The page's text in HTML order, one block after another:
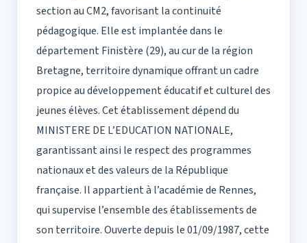
section au CM2, favorisant la continuité
pédagogique. Elle est implantée dans le
département Finistère (29), au cur de la région
Bretagne, territoire dynamique offrant un cadre
propice au développement éducatif et culturel des
jeunes élèves. Cet établissement dépend du
MINISTERE DE L’EDUCATION NATIONALE,
garantissant ainsi le respect des programmes
nationaux et des valeurs de la République
française. Il appartient à l’académie de Rennes,
qui supervise l’ensemble des établissements de
son territoire. Ouverte depuis le 01/09/1987, cette